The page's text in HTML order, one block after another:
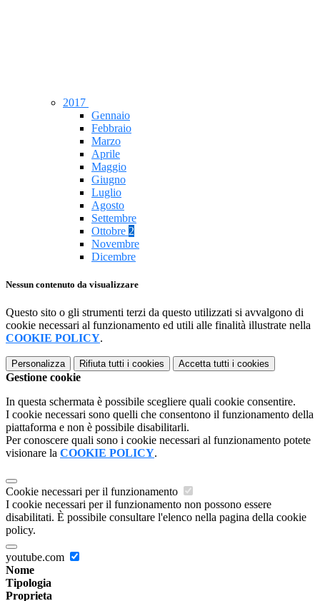
2017
Gennaio
Febbraio
Marzo
Aprile
Maggio
Giugno
Luglio
Agosto
Settembre
Ottobre 2
Novembre
Dicembre
Nessun contenuto da visualizzare
Questo sito o gli strumenti terzi da questo utilizzati si avvalgono di
cookie necessari al funzionamento ed utili alle finalità illustrate nella
COOKIE POLICY.
Personalizza Rifiuta tutti i cookies Accetta tutti i cookies
Gestione cookie
In questa schermata è possibile scegliere quali cookie consentire.
I cookie necessari sono quelli che consentono il funzionamento della
piattaforma e non è possibile disabilitarli.
Per conoscere quali sono i cookie necessari al funzionamento potete
visionare la COOKIE POLICY.
Cookie necessari per il funzionamento
I cookie necessari per il funzionamento non possono essere
disabilitati. È possibile consultare l'elenco nella pagina della cookie
policy.
youtube.com
Nome
Tipologia
Proprieta